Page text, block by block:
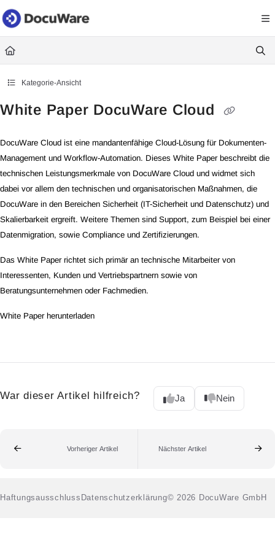
Documentation Index
Fetch the complete documentation index at: https://
Use this file to discover all available pages before exploring further.
Kategorie-Ansicht
White Paper DocuWare Cloud
DocuWare Cloud ist eine mandantenfähige Cloud-Lösung für Dokumenten-
Management und Workflow-Automation. Dieses White Paper beschreibt die
technischen Leistungsmerkmale von DocuWare Cloud und widmet sich
dabei vor allem den technischen und organisatorischen Maßnahmen, die
DocuWare in den Bereichen Sicherheit (IT-Sicherheit und Datenschutz) und
Skalierbarkeit ergreift. Weitere Themen sind Support, zum Beispiel bei einer
Datenmigration, sowie Compliance und Zertifizierungen.
Das White Paper richtet sich primär an technische Mitarbeiter von
Interessenten, Kunden und Vertriebspartnern sowie von
Beratungsunternehmen oder Fachmedien.
White Paper herunterladen
War dieser Artikel hilfreich? Ja Nein
Vorheriger Artikel Nächster Artikel
Haftungsausschluss Datenschutzerklärung© 2026 DocuWare GmbH